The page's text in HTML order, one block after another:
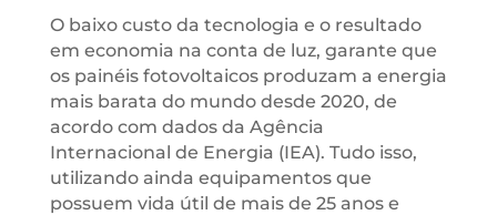
O baixo custo da tecnologia e o resultado
em economia na conta de luz, garante que
os painéis fotovoltaicos produzam a energia
mais barata do mundo desde 2020, de
acordo com dados da Agência
Internacional de Energia (IEA). Tudo isso,
utilizando ainda equipamentos que
possuem vida útil de mais de 25 anos e